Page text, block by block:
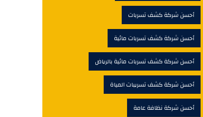
أحسن شركة كشف تسربات
أحسن شركة كشف تسربات مائية
أحسن شركة كشف تسربات مائية بالرياض
أحسن شركة كشف تسريبات المياة
أحسن شركة نظافة عامة